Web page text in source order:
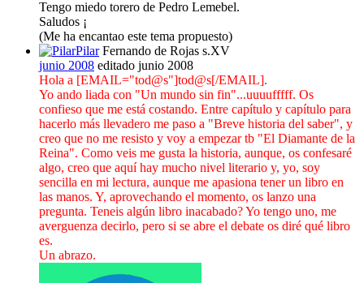
Tengo miedo torero de Pedro Lemebel.
Saludos ¡
(Me ha encantao este tema propuesto)
Pilar Fernando de Rojas s.XV
junio 2008 editado junio 2008
Hola a [EMAIL="tod@s"]tod@s[/EMAIL].
Yo ando liada con "Un mundo sin fin"...uuuufffff. Os
confieso que me está costando. Entre capítulo y capítulo para
hacerlo más llevadero me paso a "Breve historia del saber", y
creo que no me resisto y voy a empezar tb "El Diamante de la
Reina". Como veis me gusta la historia, aunque, os confesaré
algo, creo que aquí hay mucho nivel literario y, yo, soy
sencilla en mi lectura, aunque me apasiona tener un libro en
las manos. Y, aprovechando el momento, os lanzo una
pregunta. Teneis algún libro inacabado? Yo tengo uno, me
averguenza decirlo, pero si se abre el debate os diré qué libro
es.
Un abrazo.